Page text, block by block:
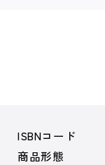
ISBNコード
商品形態